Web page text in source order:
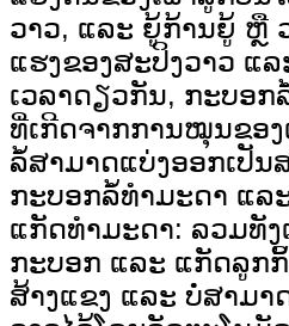
ວາວ, ແລະ ຍູ້ກ້ານຍູ້ ຫຼື
ແຮງຂອງສະປິງວາວ ແ
ເວລາດຽວກັນ, ກະບອກ
ທີ່ເກີດຈາກການໝຸນຂອ
ລໍ້ສາມາດແບ່ງອອກເປັນ
ກະບອກລໍ້ທຳມະດາ ແລ
ແກັດທຳມະດາ: ລວມທັ
ກະບອກ ແລະ ແກັດລູກ
ສ້າງແຂງ ແລະ ບໍ່ສາມາ